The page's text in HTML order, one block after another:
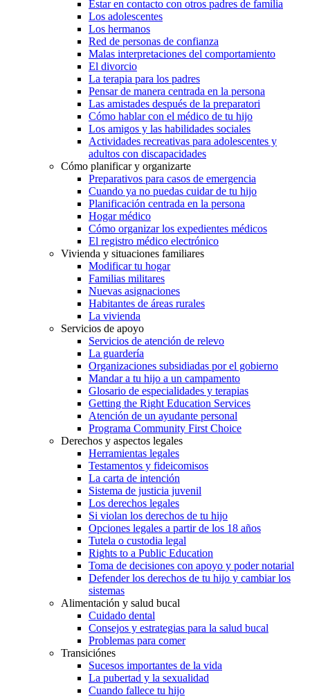
Estar en contacto con otros padres de familia
Los adolescentes
Los hermanos
Red de personas de confianza
Malas interpretaciones del comportamiento
El divorcio
La terapia para los padres
Pensar de manera centrada en la persona
Las amistades después de la preparatori
Cómo hablar con el médico de tu hijo
Los amigos y las habilidades sociales
Actividades recreativas para adolescentes y
adultos con discapacidades
Cómo planificar y organizarte
Preparativos para casos de emergencia
Cuando ya no puedas cuidar de tu hijo
Planificación centrada en la persona
Hogar médico
Cómo organizar los expedientes médicos
El registro médico electrónico
Vivienda y situaciones familiares
Modificar tu hogar
Familias militares
Nuevas asignaciones
Habitantes de áreas rurales
La vivienda
Servicios de apoyo
Servicios de atención de relevo
La guardería
Organizaciones subsidiadas por el gobierno
Mandar a tu hijo a un campamento
Glosario de especialidades y terapias
Getting the Right Education Services
Atención de un ayudante personal
Programa Community First Choice
Derechos y aspectos legales
Herramientas legales
Testamentos y fideicomisos
La carta de intención
Sistema de justicia juvenil
Los derechos legales
Si violan los derechos de tu hijo
Opciones legales a partir de los 18 años
Tutela o custodia legal
Rights to a Public Education
Toma de decisiones con apoyo y poder notarial
Defender los derechos de tu hijo y cambiar los
sistemas
Alimentación y salud bucal
Cuidado dental
Consejos y estrategias para la salud bucal
Problemas para comer
Transiciónes
Sucesos importantes de la vida
La pubertad y la sexualidad
Cuando fallece tu hijo